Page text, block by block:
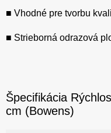
■ Vhodné pre tvorbu
■ Strieborná odrazová
Špecifikácia
cm (Bowens)